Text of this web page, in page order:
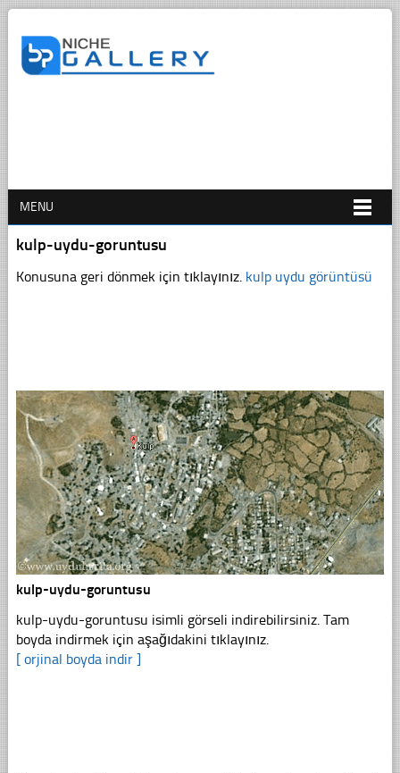
MENU
kulp-uydu-goruntusu
Konusuna geri dönmek için tıklayınız. kulp uydu görüntüsü
kulp-uydu-goruntusu
kulp-uydu-goruntusu isimli görseli indirebilirsiniz. Tam
boyda indirmek için aşağıdakini tıklayınız.
[ orjinal boyda indir ]